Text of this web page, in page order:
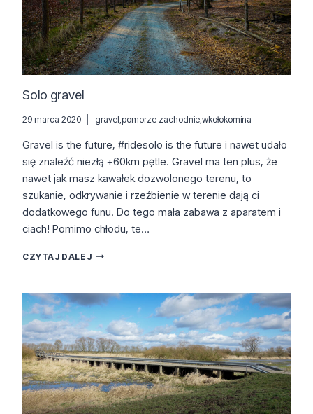
Solo gravel
29 marca 2020 gravel pomorze zachodnie wkołokomina
Gravel is the future, #ridesolo is the future i nawet udało
się znaleźć niezłą +60km pętle. Gravel ma ten plus, że
nawet jak masz kawałek dozwolonego terenu, to
szukanie, odkrywanie i rzeźbienie w terenie dają ci
dodatkowego funu. Do tego mała zabawa z aparatem i
ciach! Pomimo chłodu, te…
CZYTAJ DALEJSOLO